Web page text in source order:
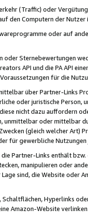
(Traffic) oder
den Computern der
oder auf
oder Sternebewertungen
API und die PA API
für die
über Partner-Links
oder juristische
nicht dazu auffordern
unmittelbar oder mittelbar
(gleich welcher Art)
für gewerbliche
die Partner-Links enthält
manipulieren oder
sind, die Website oder
Hyperlinks
Amazon-Website